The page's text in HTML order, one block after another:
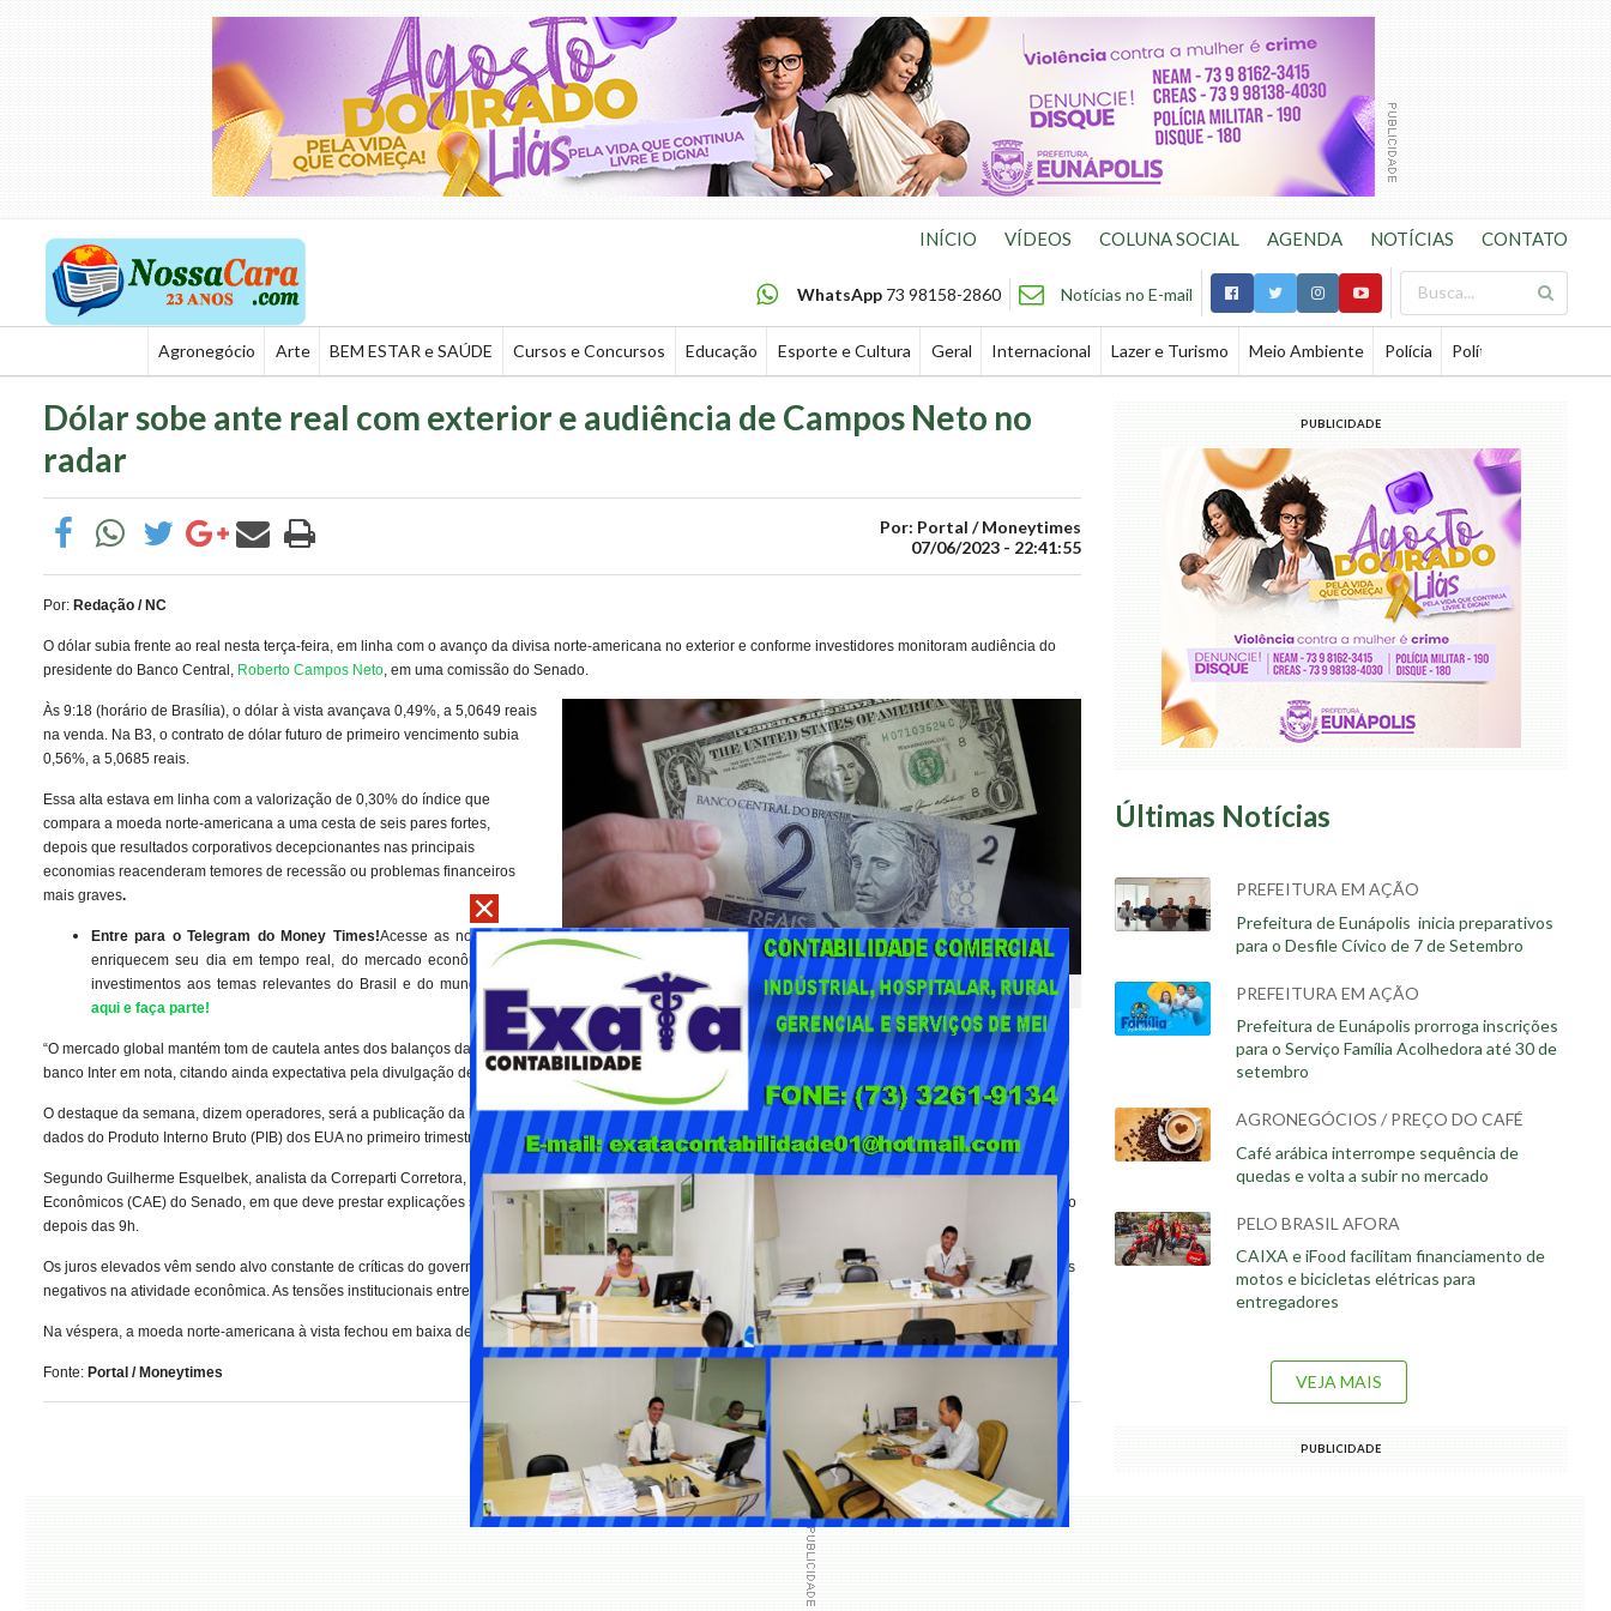
INÍCIO VÍDEOS COLUNA SOCIAL AGENDA NOTÍCIAS CONTATO
WhatsApp 73 98158-2860 Notícias no E-mail
Agronegócio Arte BEM ESTAR e SAÚDE Cursos e Concursos Educação Esporte e Cultura Geral Internacional Lazer e Turismo Meio Ambiente Polícia Política
Dólar sobe ante real com exterior e audiência de Campos Neto no
radar
Por: Portal / Moneytimes
07/06/2023 - 22:41:55
Por: Redação / NC
O dólar subia frente ao real nesta terça-feira, em linha com o avanço da divisa norte-americana no exterior e conforme investidores monitoram audiência do
presidente do Banco Central, Roberto Campos Neto, em uma comissão do Senado.
ólar sobe frente ao real - Foto: REUTERS/Gregg Newton
Às 9:18 (horário de Brasília), o dólar à vista avançava 0,49%, a 5,0649 reais
na venda. Na B3, o contrato de dólar futuro de primeiro vencimento subia
0,56%, a 5,0685 reais.
Essa alta estava em linha com a valorização de 0,30% do índice que
compara a moeda norte-americana a uma cesta de seis pares fortes,
depois que resultados corporativos decepcionantes nas principais
economias reacenderam temores de recessão ou problemas financeiros
mais graves.
Entre para o Telegram do Money Times!Acesse as notícias que
enriquecem seu dia em tempo real, do mercado econômico e de
investimentos aos temas relevantes do Brasil e do mundo.Clique
aqui e faça parte!
“O mercado global mantém tom de cautela antes dos balanços das ‘big techs’ e repercute negativamente balanços de grandes bancos europeus”, explicou o
banco Inter em nota, citando ainda expectativa pela divulgação de dados econômicos dos Estados Unidos.
O destaque da semana, dizem operadores, será a publicação da leitura do índice de preços PCE, na sexta-feira. Antes disso, o mercado avaliará ainda os
dados do Produto Interno Bruto (PIB) dos EUA no primeiro trimestre.
Segundo Guilherme Esquelbek, analista da Correparti Corretora, o mercado acompanha ainda a audiência de Campos Neto na Comissão de Assuntos
Econômicos (CAE) do Senado, em que deve prestar explicações sobre o patamar da taxa Selic, atualmente em 13,75%. O depoimento teve início oficial pouco
depois das 9h.
Os juros elevados vêm sendo alvo constante de críticas do governo do presidente Luiz Inácio Lula da Silva, que tem augurado uma crise de crédito e impactos
negativos na atividade econômica. As tensões institucionais entre Executivo e BC são apontadas por investidores como fator que reduz o apetite por risco.
Na véspera, a moeda norte-americana à vista fechou em baixa de 0,39%, a 5,0403 reais na venda.
Fonte: Portal / Moneytimes
PUBLICIDADE
Últimas Notícias
PREFEITURA EM AÇÃO
Prefeitura de Eunápolis inicia preparativos
para o Desfile Cívico de 7 de Setembro
PREFEITURA EM AÇÃO
Prefeitura de Eunápolis prorroga inscrições
para o Serviço Família Acolhedora até 30 de
setembro
AGRONEGÓCIOS / PREÇO DO CAFÉ
Café arábica interrompe sequência de
quedas e volta a subir no mercado
PELO BRASIL AFORA
CAIXA e iFood facilitam financiamento de
motos e bicicletas elétricas para
entregadores
VEJA MAIS
PUBLICIDADE